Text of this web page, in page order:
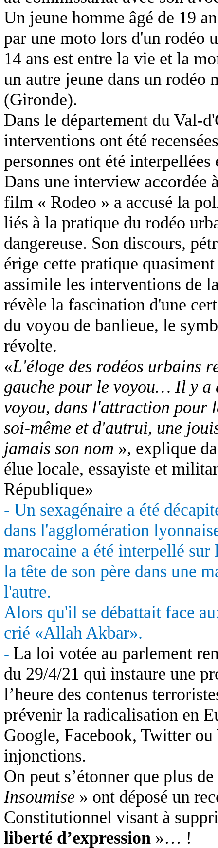
Un jeune homme âgé de 19
par une moto lors d'un rodéo
14 ans est entre la vie et la
un autre jeune dans un rodéo
(Gironde).
Dans le département du Val-
interventions ont été
personnes ont été
Dans une interview
film « Rodeo » a accusé la
liés à la pratique du rodéo
dangereuse. Son discours,
érige cette pratique
assimile les interventions de
révèle la fascination d'une
du voyou de banlieue, le
révolte.
«L'éloge des rodéos urbains
gauche pour le voyou… Il y a
voyou, dans l'attraction pour
soi-même et d'autrui, une
jamais son nom », explique
élue locale, essayiste et
République»
- Un sexagénaire a été
dans l'agglomération
marocaine a été interpellé
la tête de son père dans une
l'autre.
Alors qu'il se débattait face
crié «Allah Akbar».
- La loi votée au parlement
du 29/4/21 qui instaure une
l’heure des contenus
prévenir la radicalisation en
Google, Facebook, Twitter
injonctions.
On peut s’étonner que plus
Insoumise » ont déposé un
Constitutionnel visant à
liberté d’expression »… !